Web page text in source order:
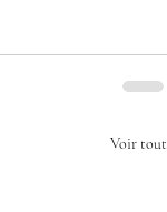
Voir tout